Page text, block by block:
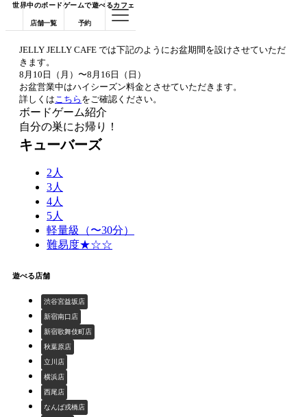
世界中のボードゲームで遊べるカフェ
店舗一覧 予約
JELLY JELLY CAFE では下記のようにお盆期間を設けさせていただ
きます。
8月10日（月）〜8月16日（日）
お盆営業中はハイシーズン料金とさせていただきます。
詳しくはこちら をご確認ください。
ボードゲーム紹介
自分の巣にお帰り！
キューバーズ
2人
3人
4人
5人
軽量級（〜30分）
難易度★☆☆
遊べる店舗
渋谷宮益坂店
新宿南口店
新宿歌舞伎町店
秋葉原店
立川店
横浜店
西尾店
なんば戎橋店